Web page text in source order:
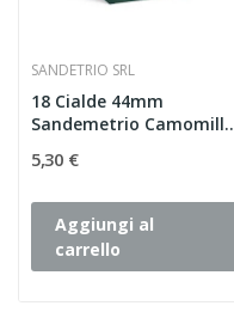
SANDETRIO SRL
18 Cialde 44mm
Sandemetrio Camomilla
5,30 €
Aggiungi al
carrello